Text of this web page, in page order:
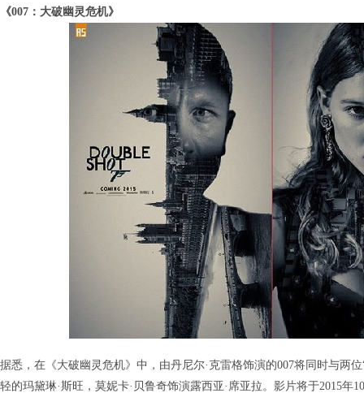
《007：大破幽灵危机》
据悉，在《大破幽灵危机》中，由丹尼尔·克雷格饰演的007将同时与两
轻的玛黛琳·斯旺，莫妮卡·贝鲁奇饰演露西亚·席亚拉。影片将于2015年